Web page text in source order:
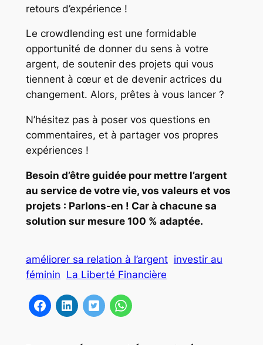
retours d’expérience !
Le crowdlending est une formidable
opportunité de donner du sens à votre
argent, de soutenir des projets qui vous
tiennent à cœur et de devenir actrices du
changement. Alors, prêtes à vous lancer ?
N’hésitez pas à poser vos questions en
commentaires, et à partager vos propres
expériences !
Besoin d’être guidée pour mettre l’argent
au service de votre vie, vos valeurs et vos
projets : Parlons-en ! Car à chacune sa
solution sur mesure 100 % adaptée.
améliorer sa relation à l’argent investir au
féminin La Liberté Financière